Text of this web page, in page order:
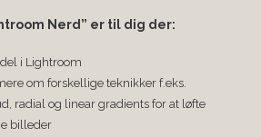
Nerd” er til dig der:
i Lightroom
om forskellige teknikker f.eks.
radial og linear gradients for at løfte
billeder